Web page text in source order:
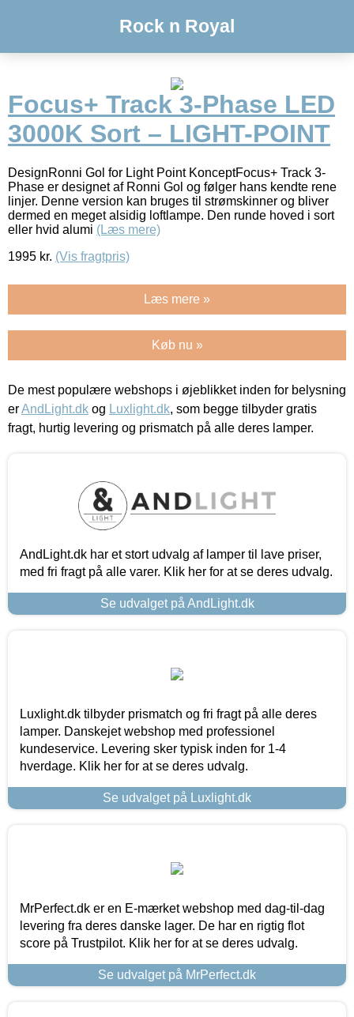
Rock n Royal
Focus+ Track 3-Phase LED
3000K Sort – LIGHT-POINT
DesignRonni Gol for Light Point KonceptFocus+ Track 3-
Phase er designet af Ronni Gol og følger hans kendte rene
linjer. Denne version kan bruges til strømskinner og bliver
dermed en meget alsidig loftlampe. Den runde hoved i sort
eller hvid alumi (Læs mere)
1995 kr. (Vis fragtpris)
Læs mere »
Køb nu »
De mest populære webshops i øjeblikket inden for belysning
erAndLight.dk og Luxlight.dk, som begge tilbyder gratis
fragt, hurtig levering og prismatch på alle deres lamper.
AndLight.dk har et stort udvalg af lamper til lave priser,
med fri fragt på alle varer. Klik her for at se deres udvalg.
Se udvalget på AndLight.dk
Luxlight.dk tilbyder prismatch og fri fragt på alle deres
lamper. Danskejet webshop med professionel
kundeservice. Levering sker typisk inden for 1-4
hverdage. Klik her for at se deres udvalg.
Se udvalget på Luxlight.dk
MrPerfect.dk er en E-mærket webshop med dag-til-dag
levering fra deres danske lager. De har en rigtig flot
score på Trustpilot. Klik her for at se deres udvalg.
Se udvalget på MrPerfect.dk